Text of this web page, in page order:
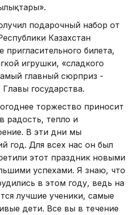
подарочный набор от
Казахстан
билета,
игрушки, «сладкого
главный сюрприз -
государства.
торжество приносит
радость, тепло и
В эти дни мы
год. Для всех нас он был
этот праздник новыми
успехами. Я знаю, что
в этом году, ведь на
лучшие ученики, самые
дети. Все вы в течение